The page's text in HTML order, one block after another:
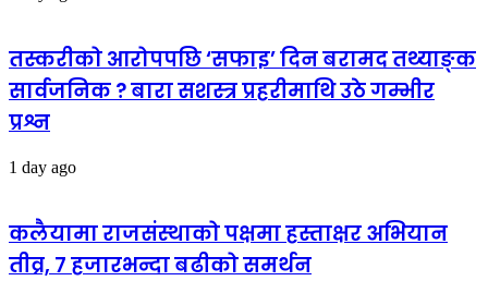
तस्करीको आरोपपछि ‘सफाइ’ दिन बरामद तथ्याङ्क
सार्वजनिक ? बारा सशस्त्र प्रहरीमाथि उठे गम्भीर
प्रश्न
1 day ago
कलैयामा राजसंस्थाको पक्षमा हस्ताक्षर अभियान
तीव्र, ७ हजारभन्दा बढीको समर्थन